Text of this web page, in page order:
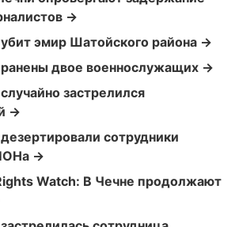
→
эмир Шатойского района →
двое военнослужащих →
застрелился
→
сотрудники
→
Watch: В Чечне продолжают